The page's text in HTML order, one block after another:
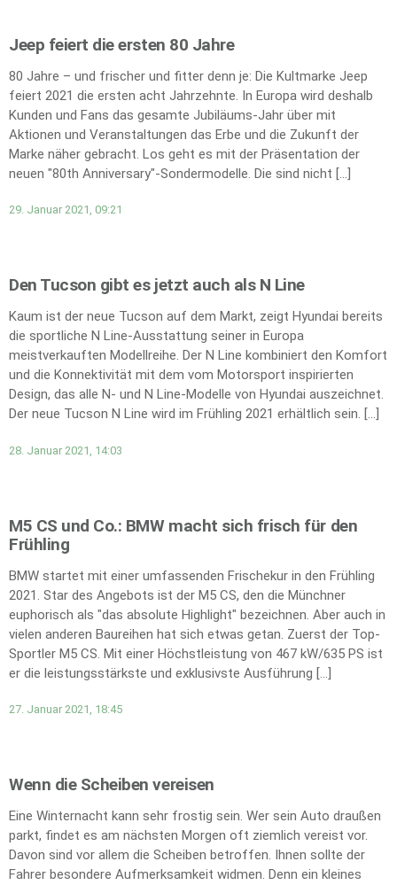
Jeep feiert die ersten 80 Jahre
80 Jahre – und frischer und fitter denn je: Die Kultmarke Jeep
feiert 2021 die ersten acht Jahrzehnte. In Europa wird deshalb
Kunden und Fans das gesamte Jubiläums-Jahr über mit
Aktionen und Veranstaltungen das Erbe und die Zukunft der
Marke näher gebracht. Los geht es mit der Präsentation der
neuen "80th Anniversary"-Sondermodelle. Die sind nicht […]
29. Januar 2021, 09:21
Den Tucson gibt es jetzt auch als N Line
Kaum ist der neue Tucson auf dem Markt, zeigt Hyundai bereits
die sportliche N Line-Ausstattung seiner in Europa
meistverkauften Modellreihe. Der N Line kombiniert den Komfort
und die Konnektivität mit dem vom Motorsport inspirierten
Design, das alle N- und N Line-Modelle von Hyundai auszeichnet.
Der neue Tucson N Line wird im Frühling 2021 erhältlich sein. […]
28. Januar 2021, 14:03
M5 CS und Co.: BMW macht sich frisch für den
Frühling
BMW startet mit einer umfassenden Frischekur in den Frühling
2021. Star des Angebots ist der M5 CS, den die Münchner
euphorisch als "das absolute Highlight" bezeichnen. Aber auch in
vielen anderen Baureihen hat sich etwas getan. Zuerst der Top-
Sportler M5 CS. Mit einer Höchstleistung von 467 kW/635 PS ist
er die leistungsstärkste und exklusivste Ausführung […]
27. Januar 2021, 18:45
Wenn die Scheiben vereisen
Eine Winternacht kann sehr frostig sein. Wer sein Auto draußen
parkt, findet es am nächsten Morgen oft ziemlich vereist vor.
Davon sind vor allem die Scheiben betroffen. Ihnen sollte der
Fahrer besondere Aufmerksamkeit widmen. Denn ein kleines